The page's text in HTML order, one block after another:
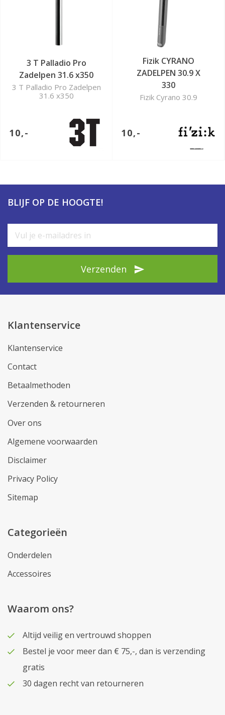
3 T Palladio Pro
Zadelpen 31.6 x350
3 T Palladio Pro Zadelpen
31.6 x350
10,-
Fizik CYRANO
ZADELPEN 30.9 X
330
Fizik Cyrano 30.9
10,-
BLIJF OP DE HOOGTE!
Verzenden
Klantenservice
Klantenservice
Contact
Betaalmethoden
Verzenden & retourneren
Over ons
Algemene voorwaarden
Disclaimer
Privacy Policy
Sitemap
Categorieën
Onderdelen
Accessoires
Waarom ons?
Altijd veilig en vertrouwd shoppen
Bestel je voor meer dan € 75,-, dan is verzending
gratis
30 dagen recht van retourneren